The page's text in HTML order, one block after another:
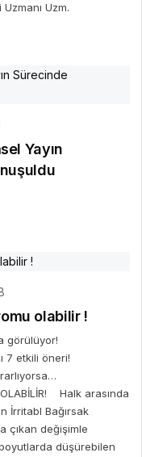
Uzm.
Yayın
olabilir !
görülüyor!
karşı 7 etkili öneri!
OLABİLİR! Halk arasında
İrritabl Bağırsak
çıkan değişimle
düşürebilen